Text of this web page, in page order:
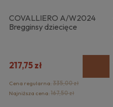
COVALLIERO A/W2024
Bregginsy dziecięce
217,75 zł
Cena regularna: 335,00 zł
Najniższa cena: 167,50 zł